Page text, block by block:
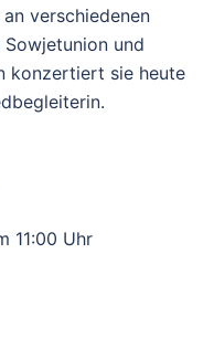
verschiedenen
und
konzertiert sie heute
11:00 Uhr